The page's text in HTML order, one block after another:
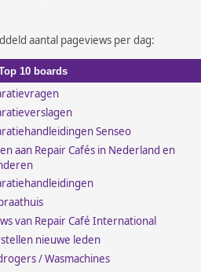
aantal pageviews per dag:
10 boards
Senseo
aan Repair Cafés in Nederland en
van Repair Café International
nieuwe leden
/ Wasmachines